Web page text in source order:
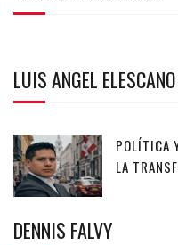
LUIS ANGEL
POLÍTICA
LA
DENNIS FALVY